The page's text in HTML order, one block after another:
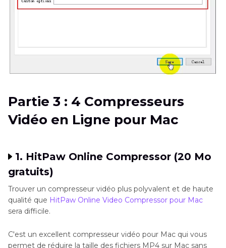
Partie 3 : 4 Compresseurs
Vidéo en Ligne pour Mac
1. HitPaw Online Compressor (20 Mo
gratuits)
Trouver un compresseur vidéo plus polyvalent et de haute
qualité que HitPaw Online Video Compressor pour Mac
sera difficile.
C'est un excellent compresseur vidéo pour Mac qui vous
permet de réduire la taille des fichiers MP4 sur Mac sans